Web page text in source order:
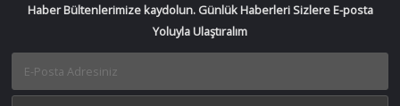
Haber Bültenlerimize kaydolun. Günlük Haberleri Sizlere E-posta
Yoluyla Ulaştıralım